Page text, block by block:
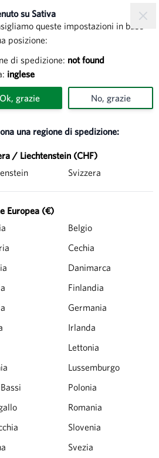
su Sativa
queste impostazioni in base
posizione:
di spedizione: not found
inglese
Ok, grazie No, grazie
una regione di spedizione:
/ Liechtenstein (CHF)
Svizzera
Europea (€)
Belgio
Cechia
Danimarca
Finlandia
Germania
Irlanda
Lettonia
Lussemburgo
Polonia
Romania
Slovenia
Svezia
dolce
dolce risultante dalla
pannocchie gialle possono
giorni dopo la semina.
05 09 10